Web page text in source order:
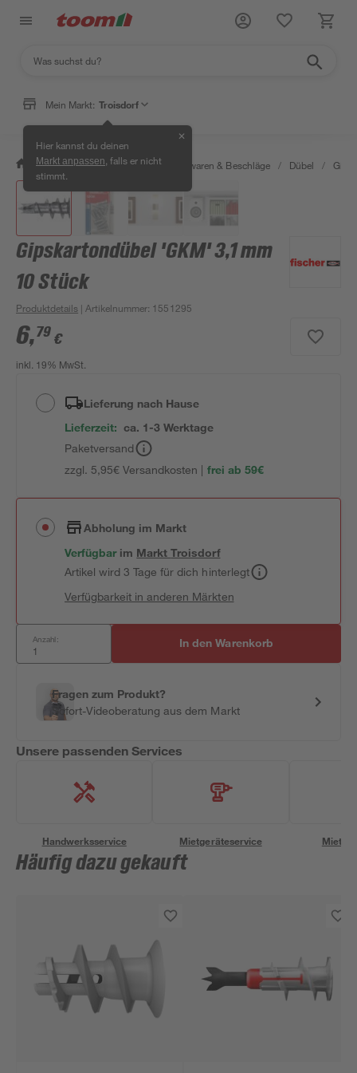
Mein Markt: Troisdorf
Hier kannst du deinen
Markt anpassen , falls er nicht
stimmt.
✕
/ Werkstatt & Maschinen / Eisenwaren & Beschläge / Dübel /
Gipskartondübel 'GKM' 3,1 mm
10 Stück
Produktdetails | Artikelnummer: 1551295
6,79 €
inkl. 19% MwSt.
Lieferung nach Hause
Lieferzeit: ca. 1-3 Werktage
Paketversand
zzgl. 5,95€ Versandkosten | frei ab 59€
Abholung im Markt
Verfügbar im MarktTroisdorf
Artikel wird 3 Tage für dich hinterlegt
Verfügbarkeit in anderen Märkten
Anzahl: In den Warenkorb
Fragen zum Produkt?
Sofort-Videoberatung aus dem Markt
Unsere passenden Services
Handwerksservice Mietgeräteservice
Häufig dazu gekauft